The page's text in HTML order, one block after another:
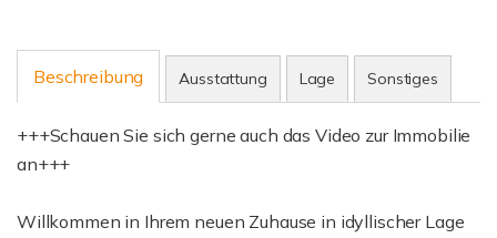
Beschreibung Ausstattung Lage Sonstiges
+++Schauen Sie sich gerne auch das Video zur Immobilie
an+++
Willkommen in Ihrem neuen Zuhause in idyllischer Lage